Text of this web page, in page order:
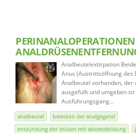
PERINANALOPERATIONEN
Analbeutelextirpation
Anus (Austrittsöffnung des
Analbeutel vorhanden, der
ausgefüllt und umgeben ist
Ausführungsgang…
analbeutel
belecken der analgegend
entzündung der drüsen mit abszessbildung